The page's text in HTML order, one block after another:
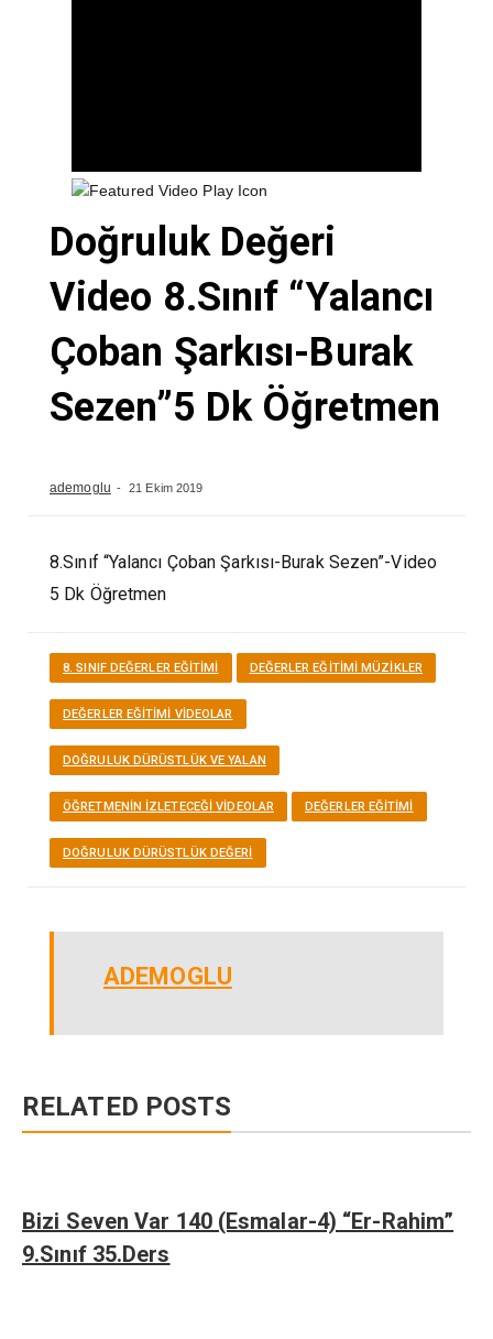
Doğruluk Değeri
Video 8.Sınıf “Yalancı
Çoban Şarkısı-Burak
Sezen”5 Dk Öğretmen
ademoglu 21 Ekim 2019
8.Sınıf “Yalancı Çoban Şarkısı-Burak Sezen”-Video
5 Dk Öğretmen
8. SINIF DEĞERLER EĞITIMI DEĞERLER EĞITIMI MÜZİKLER
DEĞERLER EĞITIMI VİDEOLAR
DOĞRULUK DÜRÜSTLÜK VE YALAN
ÖĞRETMENIN İZLETECEĞI VIDEOLAR DEĞERLER EĞITIMI
DOĞRULUK DÜRÜSTLÜK DEĞERI
ADEMOGLU
RELATED POSTS
Bizi Seven Var 140 (Esmalar-4) “Er-Rahim”
9.Sınıf 35.Ders